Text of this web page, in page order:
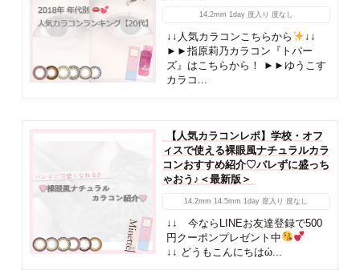
14.2mm 1day 度入り 度なし
↓↓人気カラコンこちらから
↓↓
►►指原莉乃カラコン『トパー
ズ』はこちらから！ ►►ゆうこす
カラコ...
【人気カラコンレポ】学校・オフ
ィスで使える裸眼風ナチュラルカラ
コンおすすめ紹介♡バレずに盛っち
ゃおう♪＜最新版＞
14.2mm 14.5mm 1day 度入り 度なし
↓↓ 今ならLINEお友達登録で500
円クーポンプレゼント中
↓↓ どうもこんにちはὠ...